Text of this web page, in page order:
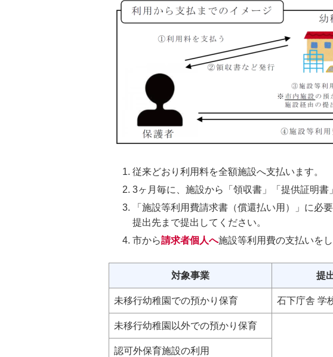
従来どおり利用料を全額施設へ支払います。
3ヶ月毎に、施設から「領収書」「提供証明書
「施設等利用費請求書（償還払い用）」に必
提出先まで提出してください。
市から請求者個人へ施設等利用費の支払いをし
対象事業 提
未移行幼稚園での預かり保育 石下庁舎 学
未移行幼稚園以外での預かり保育
認可外保育施設の利用